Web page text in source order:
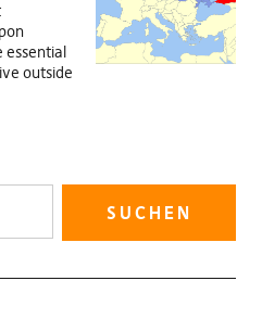
essential
outside